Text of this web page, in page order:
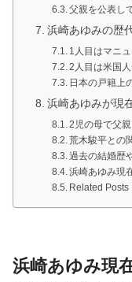
父親を公表し
浜崎あゆみの歴
1人目はマニ
2人目は米国
日本の戸籍上
浜崎あゆみが現
2児の母で父
荒木駿平との
過去の結婚歴
浜崎あゆみ現
Related Posts
浜崎あゆみ現